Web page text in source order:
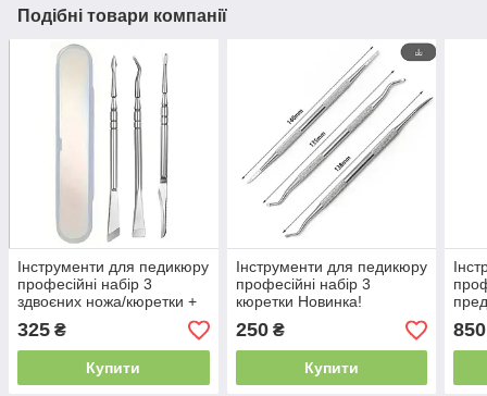
Подібні товари компанії
Інструменти для педикюру
професійні набір 3
здвоєних ножа/кюретки +
кейс пластиковий
325 ₴
Купити
Інструменти для педикюру
професійні набір 3
кюретки Новинка!
250₴
Купити
850